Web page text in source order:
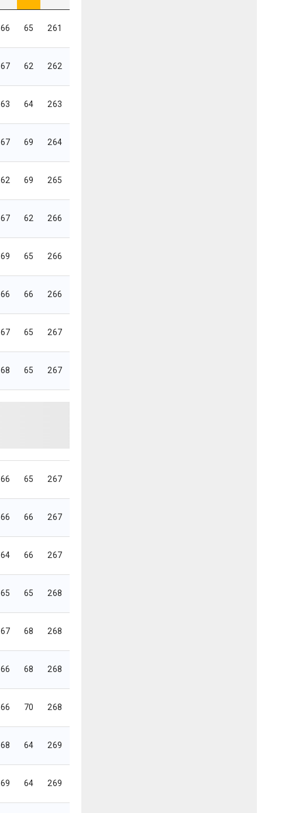
66 65 261
67 62 262
63 64 263
67 69 264
62 69 265
67 62 266
69 65 266
66 66 266
67 65 267
68 65 267
66 65 267
66 66 267
64 66 267
65 65 268
67 68 268
66 68 268
66 70 268
68 64 269
69 64 269